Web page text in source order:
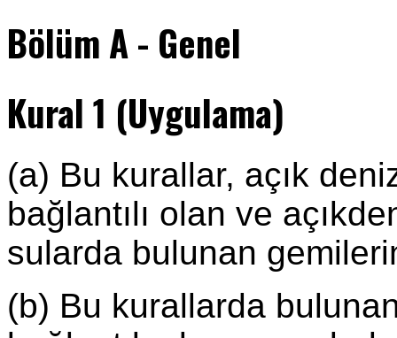
Bölüm A - Genel
Kural 1 (Uygulama)
(a) Bu kurallar, açık
bağlantılı olan ve
sularda bulunan
(b) Bu kurallarda